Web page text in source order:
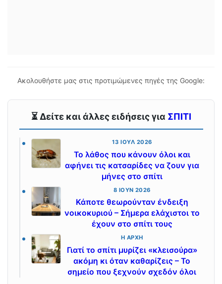
Ακολουθήστε μας στις προτιμώμενες πηγές της Google:
⏳ Δείτε και άλλες ειδήσεις για ΣΠΙΤΙ
13 ΙΟΎΛ 2026
Το λάθος που κάνουν όλοι και
αφήνει τις κατσαρίδες να ζουν για
μήνες στο σπίτι
8 ΙΟΎΝ 2026
Κάποτε θεωρούνταν ένδειξη
νοικοκυριού – Σήμερα ελάχιστοι το
έχουν στο σπίτι τους
Η ΑΡΧΉ
Γιατί το σπίτι μυρίζει «κλεισούρα»
ακόμη κι όταν καθαρίζεις – Το
σημείο που ξεχνούν σχεδόν όλοι